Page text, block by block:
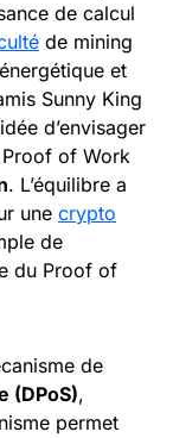
de calcul
de mining
et
Sunny King
d’envisager
of Work
. L’équilibre a
une crypto
de
du Proof of
de
(DPoS),
permet